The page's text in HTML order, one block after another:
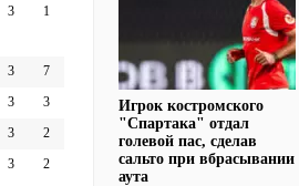
3 1
3 7
3 3
3 2
3 2
Игрок костромского
"Спартака" отдал
голевой пас, сделав
сальто при вбрасывании
аута